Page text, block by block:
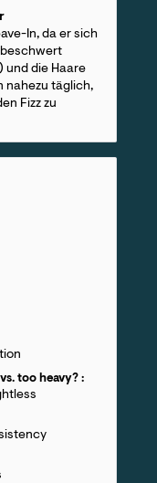
In, da er sich
und die Haare
nahezu täglich,
Fizz zu
too heavy? :